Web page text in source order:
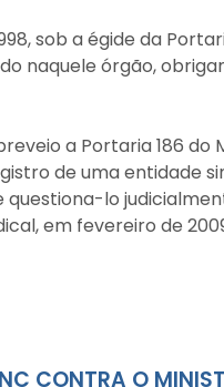
sob a égide da
naquele órgão,
a Portaria 186
de uma entidade
lo
em fevereiro de
CONTRA O